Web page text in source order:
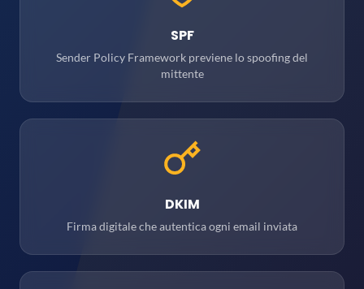
SPF
Sender Policy Framework previene lo spoofing del
mittente
DKIM
Firma digitale che autentica ogni email inviata